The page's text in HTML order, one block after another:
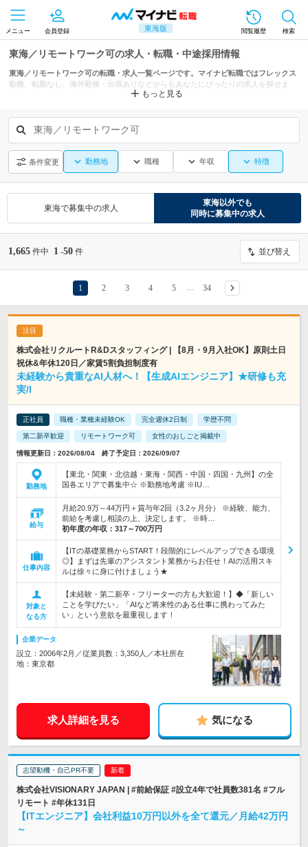
東海版
メニュー 会員登録 閲覧履歴 検索
東海／リモートワーク可の求人・転職・中途採用情報
東海／リモートワーク可の転職・求人一覧ページです。マイナビ転職ではフレックス
勤務、転勤なし、海外勤務・出張ありなどからもあなたにぴったりの求人を探せま
もっと見る
東海／リモートワーク可
条件変更 勤務地 職種 年収 特徴
東海で募集中の求人
東海以外でも
同時に募集中の求人
1,665 件中 1 -50 件 並び替え
1 2 3 4 5 34
株式会社リクルートR&Dスタッフィング | 【8月・9月入社OK】原則土日
祝休&年休120日／家賃5割負担制度有
未経験から貴重なAI人材へ！【生成AIエンジニア】★研修も充
実/l
正社員 職種・業種未経験OK 完全週休2日制 学歴不問
第二新卒歓迎 リモートワーク可 女性のおしごと掲載中
情報更新日：2026/08/04 終了予定日：2026/09/07
勤務地
【東北・関東・北信越・東海・関西・中国・四国・九州】の全
国各エリアで募集中☆ ※勤務地考慮 ※IU…
給与
月給20.9万～44万円＋賞与年2回（3.2ヶ月分） ※経験、能力、
前給を考慮し相談の上、決定します。 ※時…
初年度の年収： 317～700万円
仕事内容
【ITの基礎業務からSTART！段階的にレベルアップできる環境
◎】まずは先輩のアシスタント業務からお任せ！AIの活用スキ
ルは徐々に身に付けましょう★
対象と
なる方
【未経験・第二新卒・フリーターの方も大歓迎！】◆「新しい
ことを学びたい」「AIなど将来性のある仕事に携わってみた
い」という意欲を最重視します！
企業データ
設立：2006年2月／従業員数：3,350人／本社所在
地：東京都
求人詳細を見る 気になる
志望動機・自己PR不要
株式会社VISIONARY JAPAN | #前給保証 #設立4年で社員数381名 #フル
リモート #年休131日
【ITエンジニア】会社利益10万円以外を全て還元／月給42万円
～